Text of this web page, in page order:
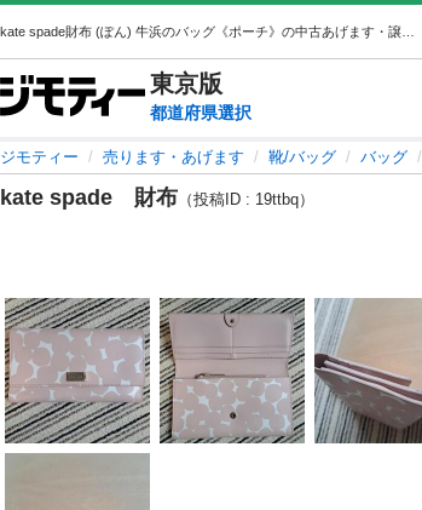
東京版
都道府県選択
ジモティー 売ります・あげます 靴/バッグ バッグ
kate spade 財布 （投稿ID : 19ttbq）